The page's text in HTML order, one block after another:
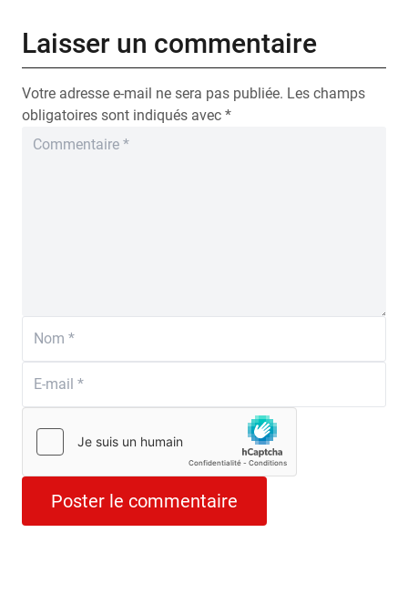
Laisser un commentaire
Votre adresse e-mail ne sera pas publiée. Les champs
obligatoires sont indiqués avec *